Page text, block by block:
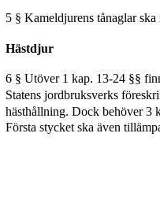
5 § Kameldjurens tånaglar
Hästdjur
6 § Utöver 1 kap. 13-24 §§
Statens jordbruksverks
hästhållning. Dock behöver 3
Första stycket ska även